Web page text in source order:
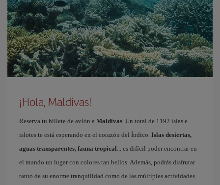
¡Hola, Maldivas!
Reserva tu billete de avión a Maldivas . Un total de 1192 islas e
islotes te está esperando en el corazón del Índico. Islas desiertas,
aguas transparentes, fauna tropical ... es difícil poder encontrar en
el mundo un lugar con colores tan bellos. Además, podrás disfrutar
tanto de su enorme tranquilidad como de las múltiples actividades